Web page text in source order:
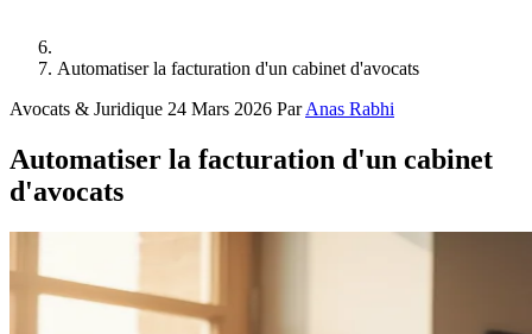
Automatiser la facturation d'un cabinet d'avocats
Avocats & Juridique 24 Mars 2026 ParAnas Rabhi
Automatiser la facturation d'un cabinet
d'avocats